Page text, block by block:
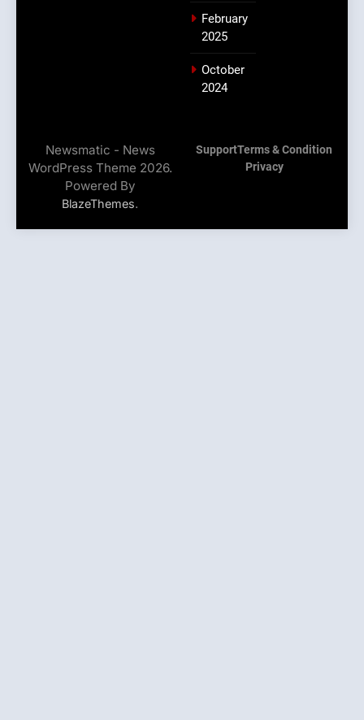
February
2025
October
2024
Newsmatic - News
WordPress Theme 2026.
Powered By
BlazeThemes.
SupportTerms & Condition
Privacy